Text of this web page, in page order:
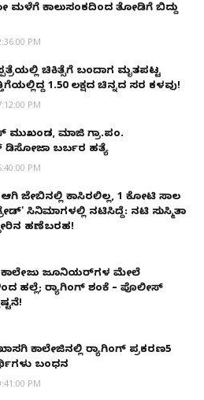
ಮಳೆಗೆ ಕಾಲುಸಂಕದಿಂದ ತೋಡಿಗೆ ಬಿದ್ದು
PM
ಚಿಕಿತ್ಸೆಗೆ ಬಂದಾಗ ಮೃತಪಟ್ಟ
₹1.50 ಲಕ್ಷದ ಚಿನ್ನದ ಸರ ಕಳವು!
PM
ಮುಖಂಡ, ಮಾಜಿ ಗ್ರಾ.ಪಂ.
ಡಿಸೋಜಾ ಬರ್ಬರ ಹತ್ಯೆ
PM
ಜೇಬಿನಲ್ಲಿ ಕಾಸಿರಲಿಲ್ಲ, ₹1 ಕೋಟಿ ಸಾಲ
ಸಿನಿಮಾಗಳಲ್ಲಿ ನಟಿಸಿದ್ದೆ: ನಟಿ ಸುಸ್ಮಿತಾ
ಹಣೆಬರಹ!
ಜೂನಿಯರ್‌ಗಳ ಮೇಲೆ
ಹಲ್ಲೆ; ರ‌್ಯಾಗಿಂಗ್ ಶಂಕೆ – ಪೊಲೀಸ್
ಕಾಲೇಜಿನಲ್ಲಿ ರ‌್ಯಾಗಿಂಗ್ ಪ್ರಕರಣ5
ಬಂಧನ
PM